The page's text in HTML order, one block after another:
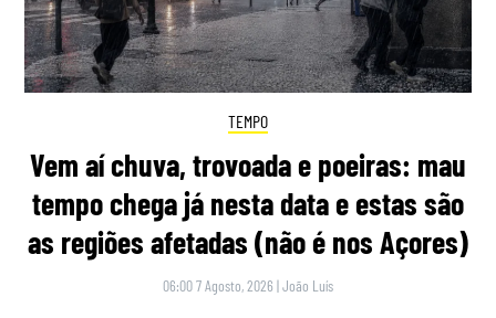
TEMPO
Vem aí chuva, trovoada e poeiras: mau
tempo chega já nesta data e estas são
as regiões afetadas (não é nos Açores)
06:00 7 Agosto, 2026 |João Luís